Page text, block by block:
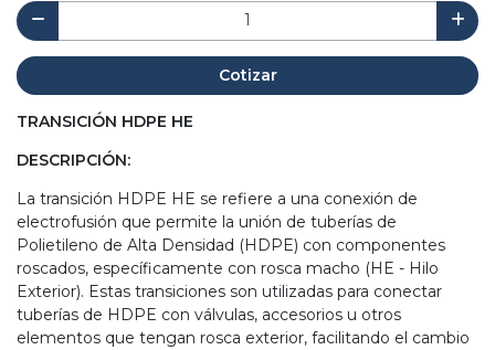
Cotizar
TRANSICIÓN HDPE HE
DESCRIPCIÓN:
La transición HDPE HE se refiere a una conexión de
electrofusión que permite la unión de tuberías de
Polietileno de Alta Densidad (HDPE) con componentes
roscados, específicamente con rosca macho (HE - Hilo
Exterior). Estas transiciones son utilizadas para conectar
tuberías de HDPE con válvulas, accesorios u otros
elementos que tengan rosca exterior, facilitando el cambio